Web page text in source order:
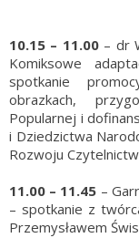
10.15 – 11.00– dr
Komiksowe
spotkanie
obrazkach,
Popularnej i
i Dziedzictwa
Rozwoju
11.00 – 11.45 –
– spotkanie z
Przemysławem